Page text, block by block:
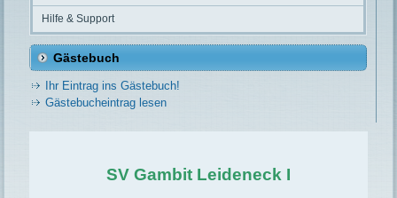
Hilfe & Support
Gästebuch
Ihr Eintrag ins Gästebuch!
Gästebucheintrag lesen
SV Gambit Leideneck I